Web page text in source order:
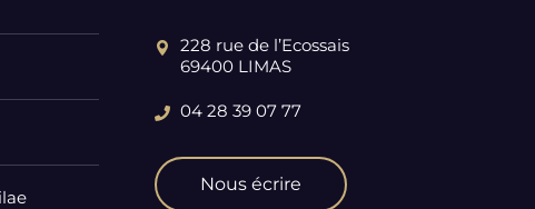
228 rue de l’Ecossais
69400 LIMAS
04 28 39 07 77
Nous écrire